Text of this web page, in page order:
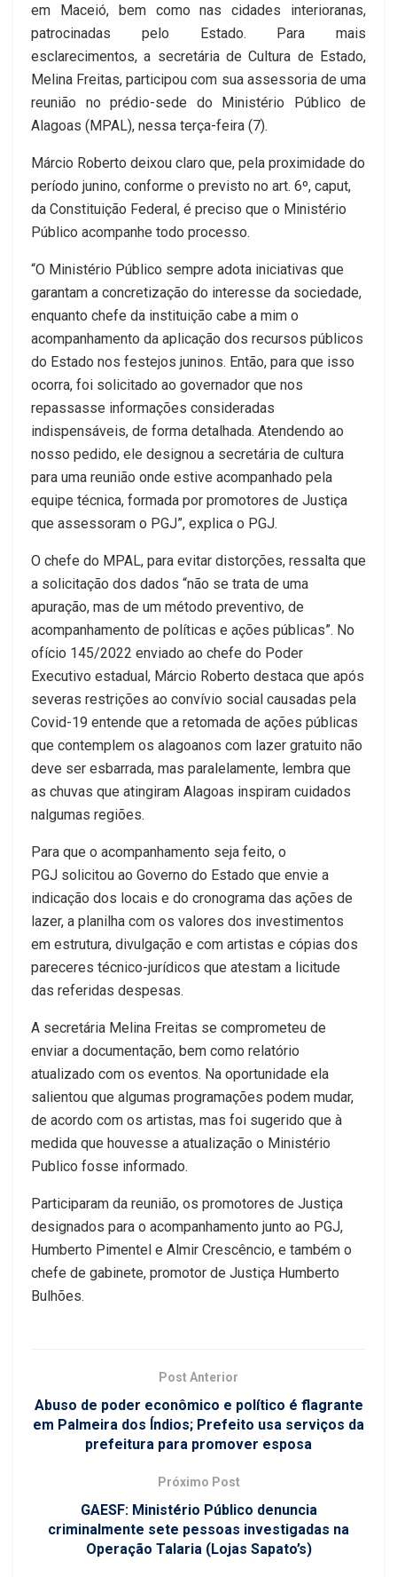
em Maceió, bem como nas cidades interioranas,
patrocinadas pelo Estado. Para mais
esclarecimentos, a secretária de Cultura de Estado,
Melina Freitas, participou com sua assessoria de uma
reunião no prédio-sede do Ministério Público de
Alagoas (MPAL), nessa terça-feira (7).
Márcio Roberto deixou claro que, pela proximidade do
período junino, conforme o previsto no art. 6º, caput,
da Constituição Federal, é preciso que o Ministério
Público acompanhe todo processo.
“O Ministério Público sempre adota iniciativas que
garantam a concretização do interesse da sociedade,
enquanto chefe da instituição cabe a mim o
acompanhamento da aplicação dos recursos públicos
do Estado nos festejos juninos. Então, para que isso
ocorra, foi solicitado ao governador que nos
repassasse informações consideradas
indispensáveis, de forma detalhada. Atendendo ao
nosso pedido, ele designou a secretária de cultura
para uma reunião onde estive acompanhado pela
equipe técnica, formada por promotores de Justiça
que assessoram o PGJ”, explica o PGJ.
O chefe do MPAL, para evitar distorções, ressalta que
a solicitação dos dados “não se trata de uma
apuração, mas de um método preventivo, de
acompanhamento de políticas e ações públicas”. No
ofício 145/2022 enviado ao chefe do Poder
Executivo estadual, Márcio Roberto destaca que após
severas restrições ao convívio social causadas pela
Covid-19 entende que a retomada de ações públicas
que contemplem os alagoanos com lazer gratuito não
deve ser esbarrada, mas paralelamente, lembra que
as chuvas que atingiram Alagoas inspiram cuidados
nalgumas regiões.
Para que o acompanhamento seja feito, o
PGJ solicitou ao Governo do Estado que envie a
indicação dos locais e do cronograma das ações de
lazer, a planilha com os valores dos investimentos
em estrutura, divulgação e com artistas e cópias dos
pareceres técnico-jurídicos que atestam a licitude
das referidas despesas.
A secretária Melina Freitas se comprometeu de
enviar a documentação, bem como relatório
atualizado com os eventos. Na oportunidade ela
salientou que algumas programações podem mudar,
de acordo com os artistas, mas foi sugerido que à
medida que houvesse a atualização o Ministério
Publico fosse informado.
Participaram da reunião, os promotores de Justiça
designados para o acompanhamento junto ao PGJ,
Humberto Pimentel e Almir Crescêncio, e também o
chefe de gabinete, promotor de Justiça Humberto
Bulhões.
Post Anterior
Abuso de poder econômico e político é flagrante
em Palmeira dos Índios; Prefeito usa serviços da
prefeitura para promover esposa
Próximo Post
GAESF: Ministério Público denuncia
criminalmente sete pessoas investigadas na
Operação Talaria (Lojas Sapato’s)